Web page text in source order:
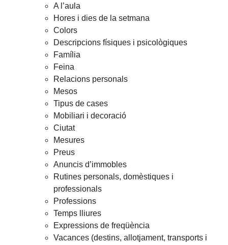
A l’aula
Hores i dies de la setmana
Colors
Descripcions físiques i psicològiques
Família
Feina
Relacions personals
Mesos
Tipus de cases
Mobiliari i decoració
Ciutat
Mesures
Preus
Anuncis d’immobles
Rutines personals, domèstiques i
professionals
Professions
Temps lliures
Expressions de freqüència
Vacances (destins, allotjament, transports i